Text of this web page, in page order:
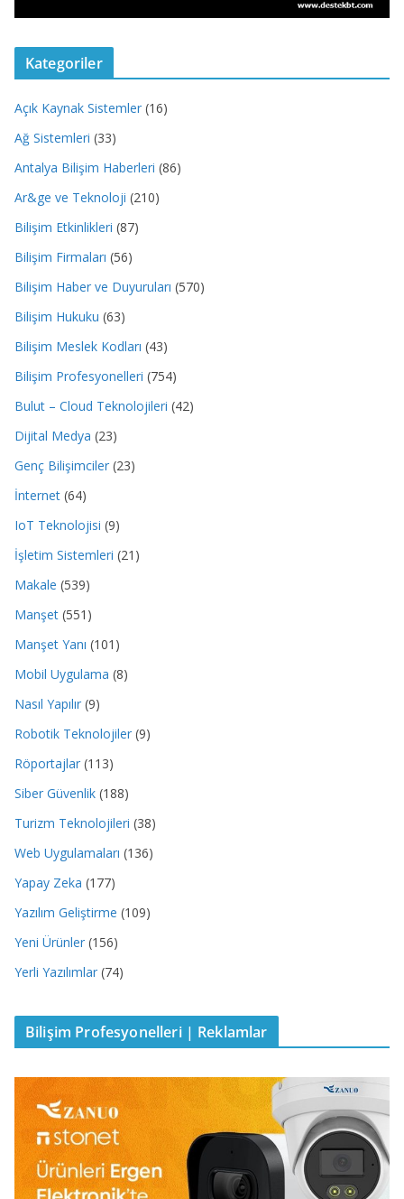
Kategoriler
Açık Kaynak Sistemler (16)
Ağ Sistemleri (33)
Antalya Bilişim Haberleri (86)
Ar&ge ve Teknoloji (210)
Bilişim Etkinlikleri (87)
Bilişim Firmaları (56)
Bilişim Haber ve Duyuruları (570)
Bilişim Hukuku (63)
Bilişim Meslek Kodları (43)
Bilişim Profesyonelleri (754)
Bulut – Cloud Teknolojileri (42)
Dijital Medya (23)
Genç Bilişimciler (23)
İnternet (64)
IoT Teknolojisi (9)
İşletim Sistemleri (21)
Makale (539)
Manşet (551)
Manşet Yanı (101)
Mobil Uygulama (8)
Nasıl Yapılır (9)
Robotik Teknolojiler (9)
Röportajlar (113)
Siber Güvenlik (188)
Turizm Teknolojileri (38)
Web Uygulamaları (136)
Yapay Zeka (177)
Yazılım Geliştirme (109)
Yeni Ürünler (156)
Yerli Yazılımlar (74)
Bilişim Profesyonelleri | Reklamlar